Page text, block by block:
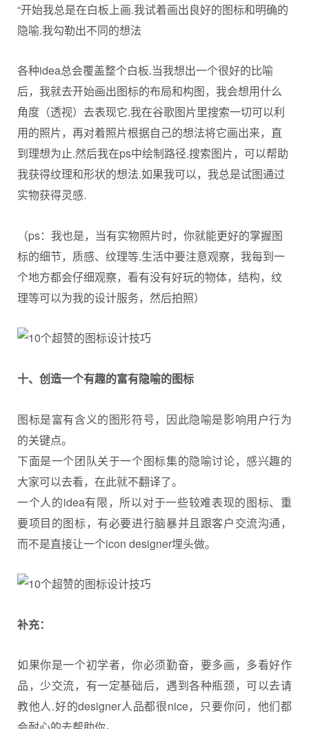
“开始我总是在白板上画.我试着画出良好的图标和明确的
隐喻.我勾勒出不同的想法
各种idea总会覆盖整个白板.当我想出一个很好的比喻
后，我就去开始画出图标的布局和构图，我会想用什么
角度（透视）去表现它.我在谷歌图片里搜索一切可以利
用的照片，再对着照片根据自己的想法将它画出来，直
到理想为止.然后我在ps中绘制路径.搜索图片，可以帮助
我获得纹理和形状的想法.如果我可以，我总是试图通过
实物获得灵感.
（ps：我也是，当有实物照片时，你就能更好的掌握图
标的细节，质感、纹理等.生活中要注意观察，我每到一
个地方都会仔细观察，看有没有好玩的物体，结构，纹
理等可以为我的设计服务，然后拍照）
十、创造一个有趣的富有隐喻的图标
图标是富有含义的图形符号，因此隐喻是影响用户行为
的关键点。
下面是一个团队关于一个图标集的隐喻讨论，感兴趣的
大家可以去看，在此就不翻译了。
一个人的idea有限，所以对于一些较难表现的图标、重
要项目的图标，有必要进行脑暴并且跟客户交流沟通，
而不是直接让一个icon designer埋头做。
补充：
如果你是一个初学者，你必须勤奋，要多画，多看好作
品，少交流，有一定基础后，遇到各种瓶颈，可以去请
教他人.好的designer人品都很nice，只要你问，他们都